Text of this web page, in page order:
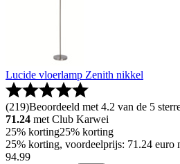
Lucide vloerlamp Zenith nikkel
(219)Beoordeeld met 4.2 van de 5
71.24 met Club Karwei
25% korting25% korting
25% korting, voordeelprijs: 71.24 euro
94.99